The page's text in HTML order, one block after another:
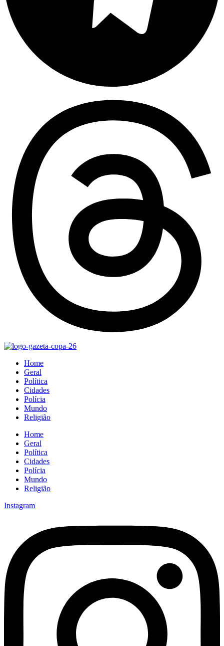
Home
Geral
Política
Cidades
Polícia
Mundo
Religião
Home
Geral
Política
Cidades
Polícia
Mundo
Religião
Instagram